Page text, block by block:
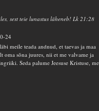
sest teie lunastus läheneb! Lk 21:28
24
meile teada andnud, et taevas ja maa
sõna juures, nii et me valvame ja
Seda palume Jeesuse Kristuse,